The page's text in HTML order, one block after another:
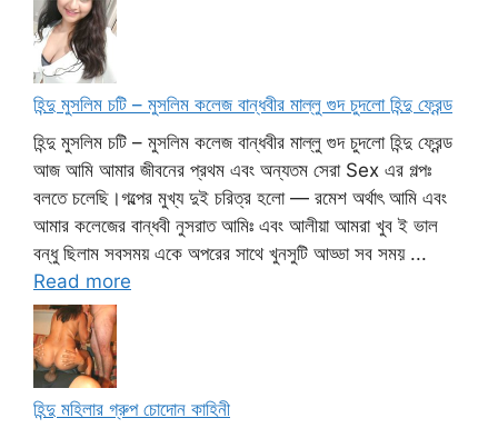
হিন্দু মুসলিম চটি – মুসলিম কলেজ বান্ধবীর মাল্লু গুদ চুদলো হিন্দু ফ্রেন্ড
হিন্দু মুসলিম চটি – মুসলিম কলেজ বান্ধবীর মাল্লু গুদ চুদলো হিন্দু ফ্রেন্ড
আজ আমি আমার জীবনের প্রথম এবং অন্যতম সেরা Sex এর গল্পঃ
বলতে চলেছি।গল্পের মুখ্য দুই চরিত্র হলো — রমেশ অর্থাৎ আমি এবং
আমার কলেজের বান্ধবী নুসরাত আমিঃ এবং আলীয়া আমরা খুব ই ভাল
বন্ধু ছিলাম সবসময় একে অপরের সাথে খুনসুটি আড্ডা সব সময় ...
Read more
হিন্দু মহিলার গ্রুপ চোদোন কাহিনী